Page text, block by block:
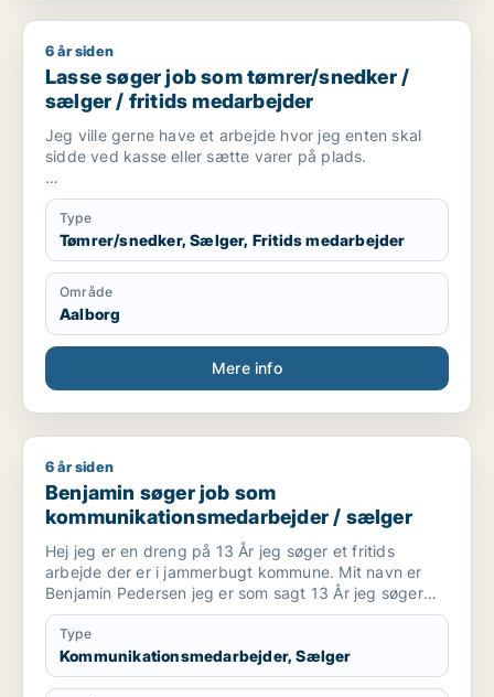
Lasse søger job som tømrer/snedker / sælger / fritids
6 år siden
Lasse søger job som tømrer/snedker /
sælger / fritids medarbejder
Jeg ville gerne have et arbejde hvor jeg enten skal
sidde ved kasse eller sætte varer på plads.
Jeg er 17 år i gang med at tage en tømrer
uddannelse, spiller fodbold 2 gange om ugen.
Type
Tømrer/snedker, Sælger, Fritids medarbejder
Område
Aalborg
Mere info
Benjamin søger job som kommunikationsmedarbejder /
6 år siden
Benjamin søger job som
kommunikationsmedarbejder / sælger
Hej jeg er en dreng på 13 År jeg søger et fritids
arbejde der er i jammerbugt kommune. Mit navn er
Benjamin Pedersen jeg er som sagt 13 År jeg søger
lige hvad der er, i salg og kommunikation det er lidt
om mig.
Type
Kommunikationsmedarbejder, Sælger